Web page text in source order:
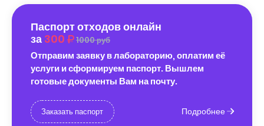
Паспорт отходов онлайн
за 300 1000 руб
Отправим заявку в лабораторию, оплатим её
услуги и сформируем паспорт. Вышлем
готовые документы Вам на почту.
Заказать паспорт Подробнее